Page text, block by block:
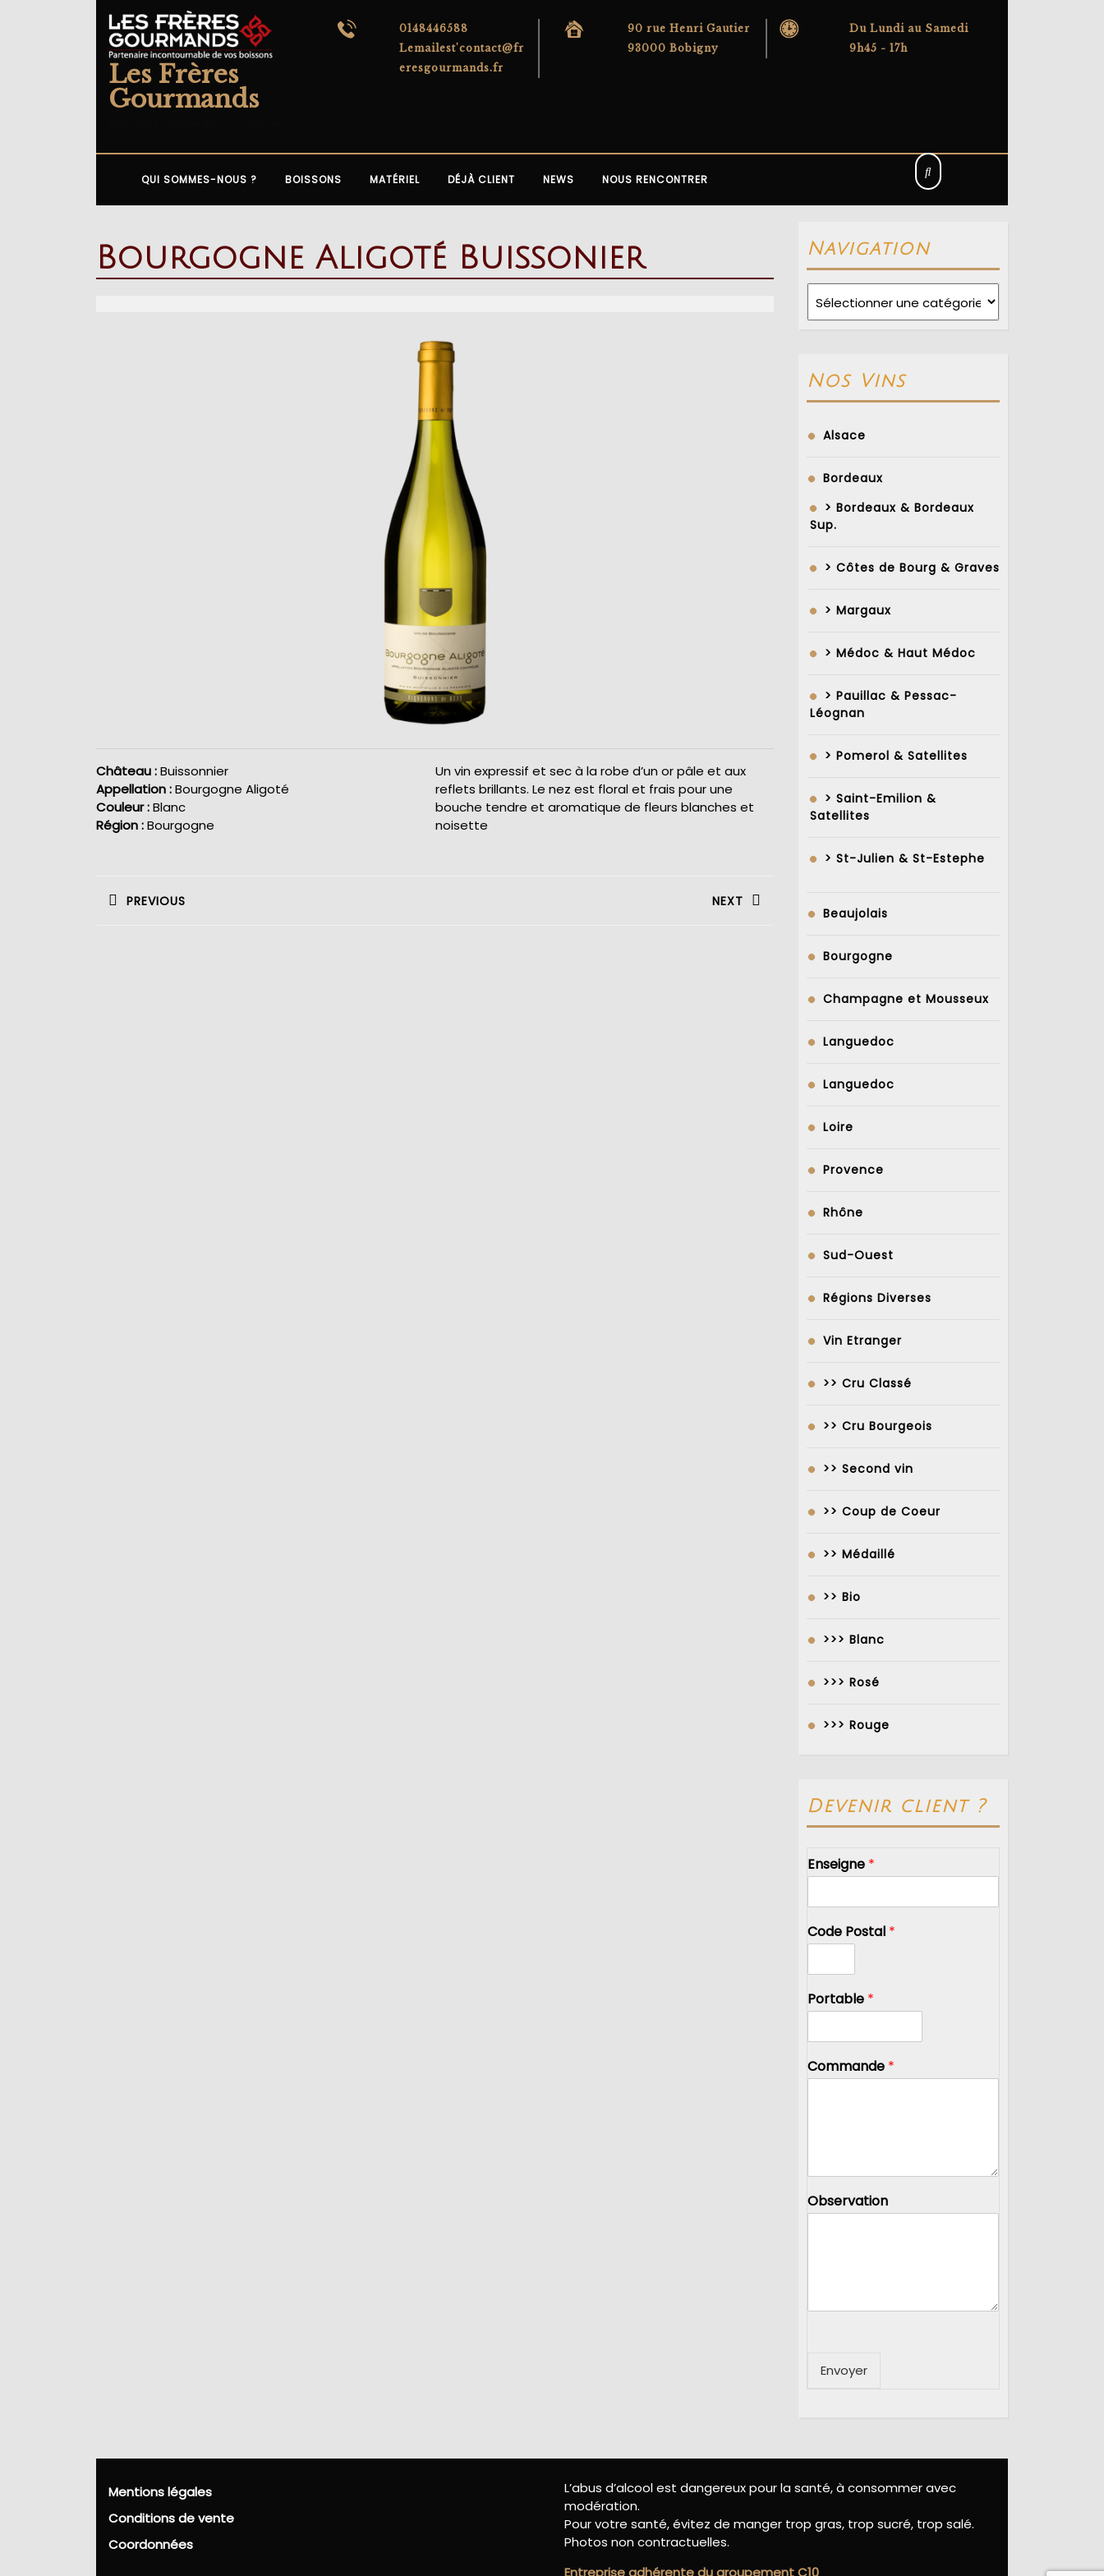
to
content
Les Frères
Gourmands
0148446588
Lemailest'contact@fr
eresgourmands.fr
90 rue Henri Gautier
93000 Bobigny
Du Lundi au Samedi
9h45 - 17h
QUI SOMMES-NOUS ? BOISSONS MATÉRIEL DÉJÀ CLIENT NEWS NOUS RENCONTRER
Bourgogne Aligoté Buissonier
Un vin expressif et sec à la robe d’un or pâle et aux
reflets brillants. Le nez est floral et frais pour une
bouche tendre et aromatique de fleurs blanches et
noisette
Château :Buissonnier
Appellation :Bourgogne Aligoté
Couleur :Blanc
Région :Bourgogne
dePREVIOUS NEXT
Navigation
Nos Vins
Alsace
Bordeaux
> Bordeaux & Bordeaux
Sup.
> Côtes de Bourg & Graves
> Margaux
> Médoc & Haut Médoc
> Pauillac & Pessac-
Léognan
> Pomerol & Satellites
> Saint-Emilion &
Satellites
> St-Julien & St-Estephe
Beaujolais
Bourgogne
Champagne et Mousseux
Languedoc
Languedoc
Loire
Provence
Rhône
Sud-Ouest
Régions Diverses
Vin Etranger
>> Cru Classé
>> Cru Bourgeois
>> Second vin
>> Coup de Coeur
>> Médaillé
>> Bio
>>> Blanc
>>> Rosé
>>> Rouge
Devenir client ?
Enseigne *
Code Postal *
Portable *
Commande *
Observation
Envoyer
Mentions légales
Conditions de vente
Coordonnées
L’abus d’alcool est dangereux pour la santé, à consommer avec
modération.
Pour votre santé, évitez de manger trop gras, trop sucré, trop salé.
Photos non contractuelles.
Entreprise adhérente du groupement C10